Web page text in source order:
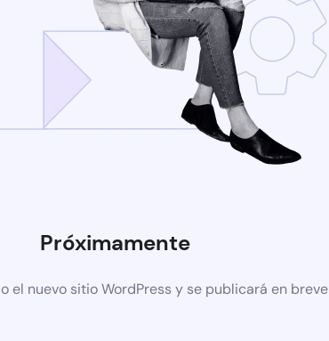
Próximamente
el nuevo sitio WordPress y se publicará en breve